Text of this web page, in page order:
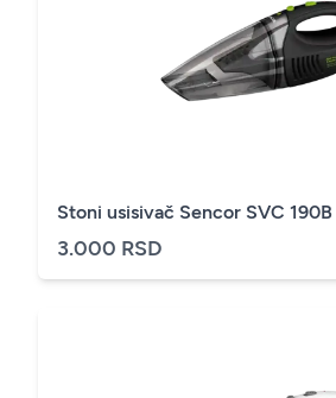
Stoni usisivač Sencor SVC 190B
3.000 RSD